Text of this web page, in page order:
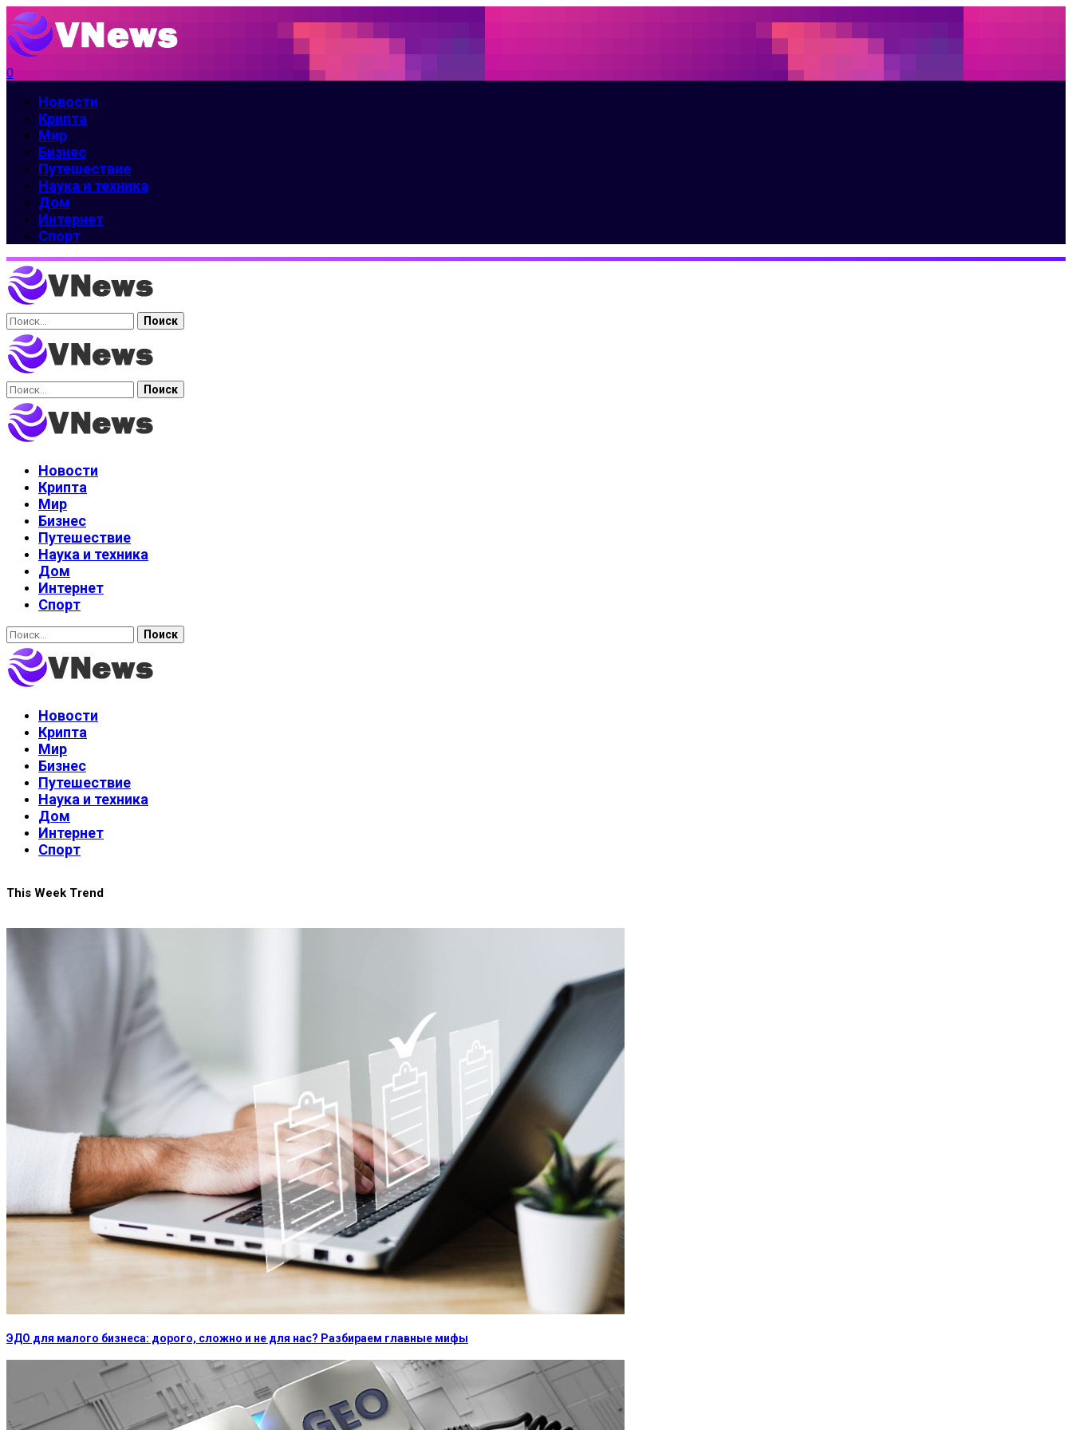
0
Новости
Крипта
Мир
Бизнес
Путешествие
Наука и техника
Дом
Интернет
Спорт
Найти:
Найти:
Новости
Крипта
Мир
Бизнес
Путешествие
Наука и техника
Дом
Интернет
Спорт
Найти:
Новости
Крипта
Мир
Бизнес
Путешествие
Наука и техника
Дом
Интернет
Спорт
This Week Trend
ЭДО для малого бизнеса: дорого, сложно и не для нас? Разбираем главные мифы